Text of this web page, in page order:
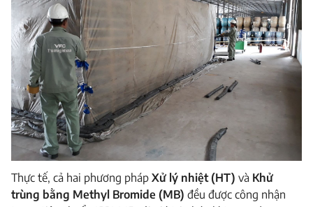
Thực tế, cả hai phương pháp Xử lý nhiệt (HT) và Khử
trùng bằng Methyl Bromide (MB) đều được công nhận